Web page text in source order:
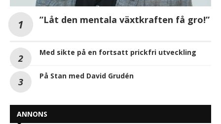
”Låt den mentala växtkraften få gro!”
Med sikte på en fortsatt prickfri utveckling
På Stan med David Grudén
ANNONS